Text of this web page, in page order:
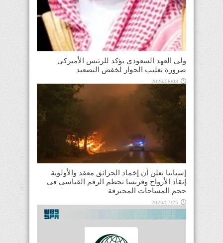
ولي العهد السعودي يؤكد للرئيس الأميركي
ضرورة تغليب الحوار لخفض التصعيد
2026/08/03
إسبانيا تعلن أن إخماد الحرائق معقد والأولوية
إنقاذ الأرواح وفرنسا تحطم الرقم القياسي في
حجم المساحات المحترقة
2026/07/25